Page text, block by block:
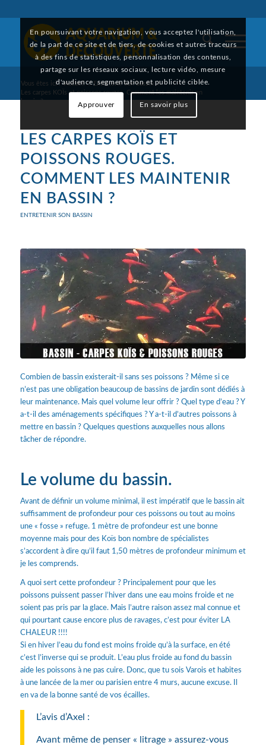
Vous êtes ici : Accueil / Entretenir son bassin /
Les carpes KOÏs et poissons rouges. Comment les maintenir en
bassin ?
LES CARPES KOÏS ET
POISSONS ROUGES.
COMMENT LES MAINTENIR
EN BASSIN ?
ENTRETENIR SON BASSIN
Combien de bassin existerait-il sans ses poissons ? Même si ce
n’est pas une obligation beaucoup de bassins de jardin sont dédiés à
leur maintenance. Mais quel volume leur offrir ? Quel type d’eau ? Y
a-t-il des aménagements spécifiques ? Y a-t-il d’autres poissons à
mettre en bassin ? Quelques questions auxquelles nous allons
tâcher de répondre.
Le volume du bassin.
Avant de définir un volume minimal, il est impératif que le bassin ait
suffisamment de profondeur pour ces poissons ou tout au moins
une « fosse » refuge. 1 mètre de profondeur est une bonne
moyenne mais pour des Koïs bon nombre de spécialistes
s’accordent à dire qu’il faut 1,50 mètres de profondeur minimum et
je les comprends.
A quoi sert cette profondeur ? Principalement pour que les
poissons puissent passer l’hiver dans une eau moins froide et ne
soient pas pris par la glace. Mais l’autre raison assez mal connue et
qui pourtant cause encore plus de ravages, c’est pour éviter LA
CHALEUR !!!!
Si en hiver l’eau du fond est moins froide qu’à la surface, en été
c’est l’inverse qui se produit. L’eau plus froide au fond du bassin
aide les poissons à ne pas cuire. Donc, que tu sois Varois et habites
à une lancée de la mer ou parisien entre 4 murs, aucune excuse. Il
en va de la bonne santé de vos écailles.
L’avis d’Axel :
Avant même de penser « litrage » assurez-vous
En poursuivant votre navigation, vous acceptez l'utilisation,
de la part de ce site et de tiers, de cookies et autres traceurs
à des fins de statistiques, personnalisation des contenus,
partage sur les réseaux sociaux, lecture vidéo, mesure
d'audience, segmentation et publicité ciblée.
Approuver En savoir plus